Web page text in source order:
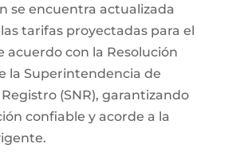
se encuentra actualizada
tarifas proyectadas para el
acuerdo con la Resolución
la Superintendencia de
(SNR), garantizando
confiable y acorde a la